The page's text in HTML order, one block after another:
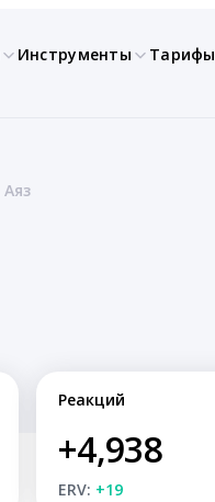
Инструменты Тарифы
Аяз
Реакций
+4,938
ERV: +19